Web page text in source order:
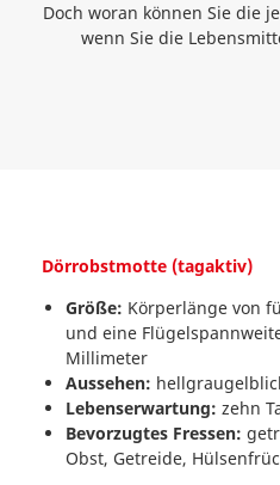
Doch woran können Sie die
wenn Sie die
Dörrobstmotte (tagaktiv)
Größe: Körperlänge von
und eine
Millimeter
Aussehen:
Lebenserwartung: zehn
Bevorzugtes Fressen:
Obst, Getreide,